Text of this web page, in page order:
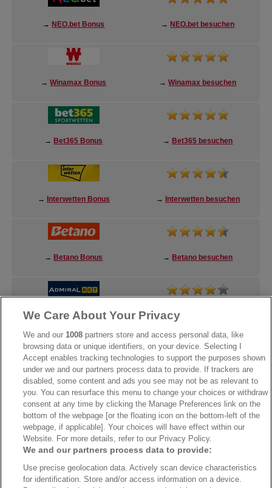
→ NEO.bet Bonus → NEO.bet besuchen
→Winamax Bonus →Winamax besuchen
→ Bet365 Bonus → Bet365 besuchen
→ Interwetten Bonus → Interwetten besuchen
→ Betano Bonus → Betano besuchen
→AdmiralBet Bonus →AdmiralBet besuchen
→Bwin Bonus →Bwin besuchen
We Care About Your Privacy
We and our1008 partners store and access personal data, like
browsing data or unique identifiers, on your device. Selecting I
Accept enables tracking technologies to support the purposes shown
under we and our partners process data to provide. If trackers are
disabled, some content and ads you see may not be as relevant to
you. You can resurface this menu to change your choices or withdraw
consent at any time by clicking the Manage Preferences link on the
bottom of the webpage [or the floating icon on the bottom-left of the
webpage, if applicable]. Your choices will have effect within our
Website. For more details, refer to our Privacy Policy.
We and our partners process data to provide:
Use precise geolocation data. Actively scan device characteristics
for identification. Store and/or access information on a device.